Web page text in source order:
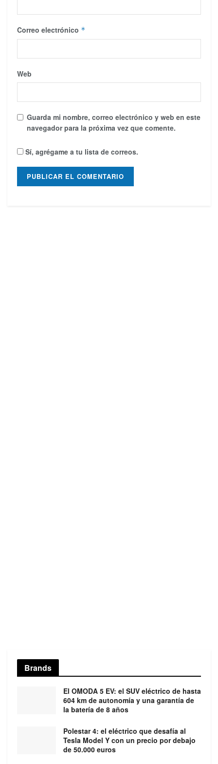
Correo electrónico *
Web
Guarda mi nombre, correo electrónico y web en este
navegador para la próxima vez que comente.
Sí, agrégame a tu lista de correos.
Brands
El OMODA 5 EV: el SUV eléctrico de hasta
604 km de autonomía y una garantía de
la batería de 8 años
Polestar 4: el eléctrico que desafía al
Tesla Model Y con un precio por debajo
de 50.000 euros